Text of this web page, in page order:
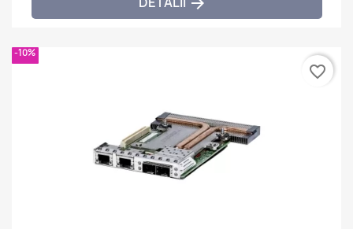
-10%
favorite_border